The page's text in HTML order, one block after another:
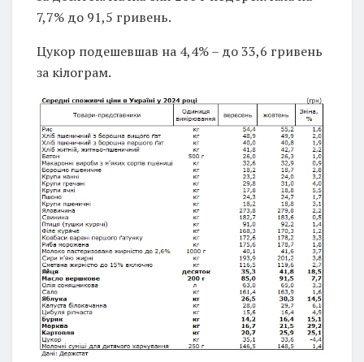
7,7% до 91,5 гривень.
Цукор подешевшав на 4,4% – до 33,6 гривень
за кілограм.